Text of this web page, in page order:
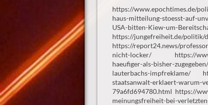
https://www.epochtimes.de/
haus-mitteilung-stoesst-auf-
USA-bitten-Kiew-um-
https://jungefreiheit.de/politik/
https://report24.news/
nicht-locker/ https://
haeufiger-als-bisher-
lauterbachs-impfreklame/
staatsanwalt-erklaert-warum-
79a6fd694780.html https://
meinungsfreiheit-bei-